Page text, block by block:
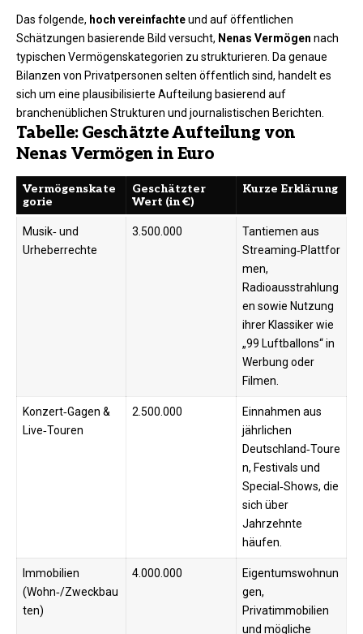
Das folgende, hoch vereinfachteund auf öffentlichen
Schätzungen basierende Bild versucht, Nenas Vermögen nach
typischen Vermögenskategorien zu strukturieren. Da genaue
Bilanzen von Privatpersonen selten öffentlich sind, handelt es
sich um eine plausibilisierte Aufteilung basierend auf
branchenüblichen Strukturen und journalistischen Berichten.
Tabelle: Geschätzte Aufteilung von
Nenas Vermögen in Euro
Vermögenskate
gorie
Geschätzter
Wert (in €)
Kurze Erklärung
Musik‑ und
Urheberrechte
3.500.000
Tantiemen aus
Streaming‑Plattfor
men,
Radioausstrahlung
en sowie Nutzung
ihrer Klassiker wie
„99 Luftballons“ in
Werbung oder
Filmen.
Konzert‑Gagen &
Live‑Touren
2.500.000
Einnahmen aus
jährlichen
Deutschland‑Toure
n, Festivals und
Special‑Shows, die
sich über
Jahrzehnte
häufen.
Immobilien
(Wohn‑/Zweckbau
ten)
4.000.000
Eigentumswohnun
gen,
Privatimmobilien
und mögliche